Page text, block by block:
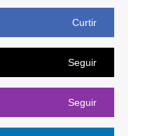
Curtir
Seguir
Seguir